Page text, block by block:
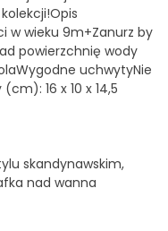
w wieku 9m+Zanurz by
powierzchnię wody
uchwytyNie
16 x 10 x 14,5
skandynawskim,
nad wanna